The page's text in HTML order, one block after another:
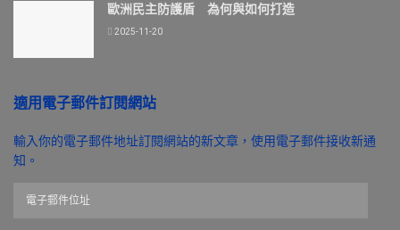
歐洲民主防護盾 為何與如何打造
2025-11-20
適用電子郵件訂閱網站
輸入你的電子郵件地址訂閱網站的新文章，使用電子郵件接收新通
知。